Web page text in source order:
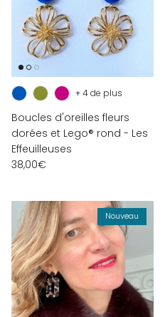
Boucles d'oreilles fleurs
dorées et Lego® rond - Les
Effeuilleuses
38,00€
+ 4 de plus
Nouveau